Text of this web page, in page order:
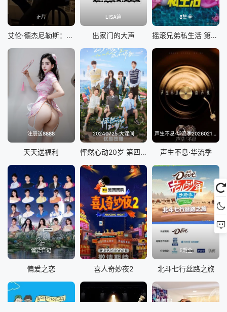
正片
艾伦·德杰尼勒斯：请你许可
LISA篇
出家门的大声
8集全
摇滚兄弟私生活 第二季
注册送8888
天天送福利
20240725 大课间
怦然心动20岁 第四季
声生不息·华流季20260214(典藏版)
声生不息·华流季
偏爱日记
偏爱之恋
20251220
喜人奇妙夜2
5期全
北斗七行丝路之旅